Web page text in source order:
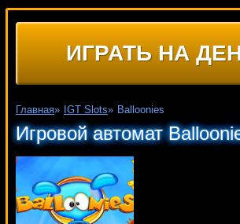
ИГРАТЬ НА
Главная» IGT Slots» Balloonies
Игровой автомат